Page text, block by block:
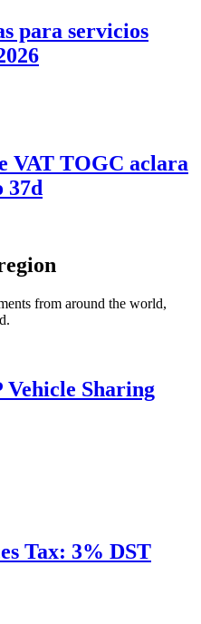
para servicios
VAT TOGC aclara
37d
from around the world,
Vehicle Sharing
Tax: 3% DST